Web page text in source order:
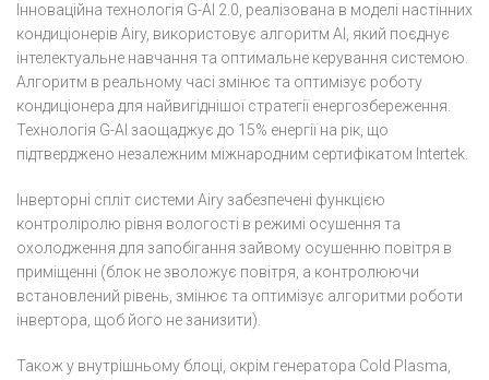
Інноваційна технологія G-AI 2.0, реалізована в моделі настінних
кондиціонерів Airy, використовує алгоритм AI, який поєднує
інтелектуальне навчання та оптимальне керування системою.
Алгоритм в реальному часі змінює та оптимізує роботу
кондиціонера для найвигіднішої стратегії енергозбереження.
Технологія G-AI заощаджує до 15% енергії на рік, що
підтверджено незалежним міжнародним сертифікатом Intertek.
Інверторні спліт системи Airy забезпечені функцією
контроліролю рівня вологості в режимі осушення та
охолодження для запобігання зайвому осушенню повітря в
приміщенні (блок не зволожує повітря, а контролюючи
встановлений рівень, змінює та оптимізує алгоритми роботи
інвертора, щоб його не занизити).
Також у внутрішньому блоці, окрім генератора Cold Plasma,